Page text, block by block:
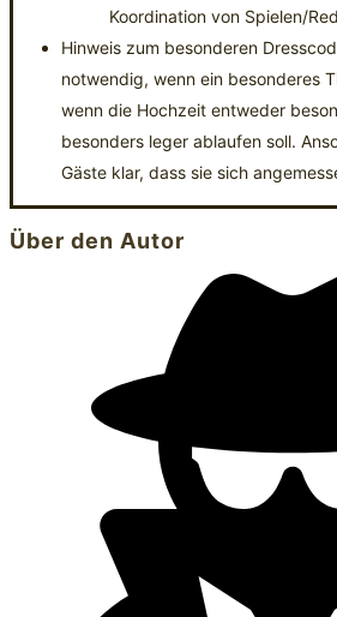
Koordination von Spielen/
Hinweis zum besonderen
notwendig, wenn ein besonderes
wenn die Hochzeit entweder
besonders leger ablaufen soll.
Gäste klar, dass sie sich
Über den Autor